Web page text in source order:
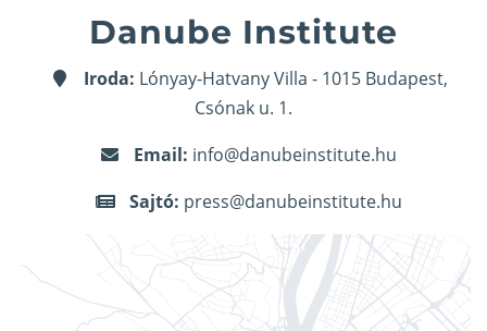
Danube Institute
Iroda: Lónyay-Hatvany Villa - 1015 Budapest,
Csónak u. 1.
Email: info@danubeinstitute.hu
Sajtó: press@danubeinstitute.hu